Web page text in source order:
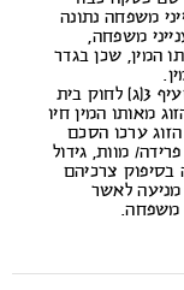
נתונה
משפחה,
המין, שכן בגדר
עסק באישור הסכם עפ”י סעיף 3(ג) לחוק בית
המין חיו
משותף כ 19 שנה. הזוג ערכו הסכם
מוות, גידול
צרכיהם
לאשר